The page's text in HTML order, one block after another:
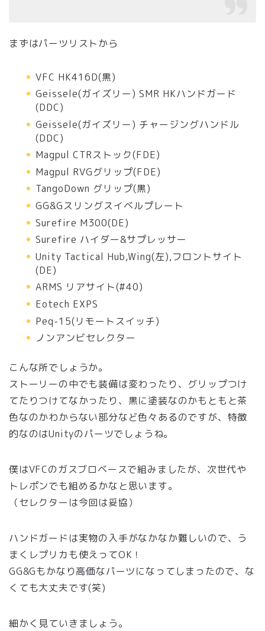
まずはパーツリストから
VFC HK416D(黒)
Geissele(ガイズリー) SMR HKハンドガード
(DDC)
Geissele(ガイズリー) チャージングハンドル
(DDC)
Magpul CTRストック(FDE)
Magpul RVGグリップ(FDE)
TangoDown グリップ(黒)
GG&Gスリングスイベルプレート
Surefire M300(DE)
Surefire ハイダー&サプレッサー
Unity Tactical Hub,Wing(左),フロントサイト
(DE)
ARMS リアサイト(#40)
Eotech EXPS
Peq-15(リモートスイッチ)
ノンアンビセレクター
こんな所でしょうか。
ストーリーの中でも装備は変わったり、グリップつけ
てたりつけてなかったり、黒に塗装なのかもともと茶
色なのかわからない部分など色々あるのですが、特徴
的なのはUnityのパーツでしょうね。
僕はVFCのガスブロベースで組みましたが、次世代や
トレポンでも組めるかなと思います。
（セレクターは今回は妥協）
ハンドガードは実物の入手がなかなか難しいので、う
まくレプリカも使えってOK！
GG&Gもかなり高価なパーツになってしまったので、な
くても大丈夫です(笑)
細かく見ていきましょう。